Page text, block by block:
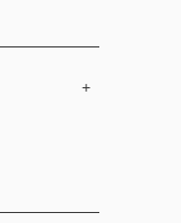
+